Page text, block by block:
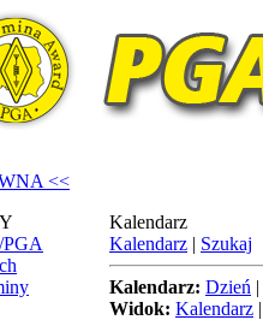
<<
PGA
Kalendarz
Kalendarz | Szukaj
Kalendarz: Dzień |
Widok: Kalendarz |